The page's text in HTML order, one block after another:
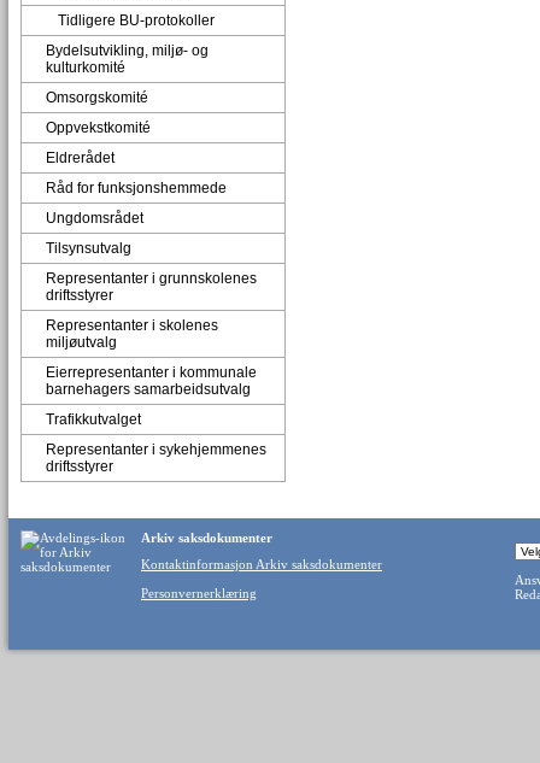
Tidligere BU-protokoller
Bydelsutvikling, miljø- og
kulturkomité
Omsorgskomité
Oppvekstkomité
Eldrerådet
Råd for funksjonshemmede
Ungdomsrådet
Tilsynsutvalg
Representanter i grunnskolenes
driftsstyrer
Representanter i skolenes
miljøutvalg
Eierrepresentanter i kommunale
barnehagers samarbeidsutvalg
Trafikkutvalget
Representanter i sykehjemmenes
driftsstyrer
Arkiv saksdokumenter
Kontaktinformasjon Arkiv saksdokumenter
Personvernerklæring